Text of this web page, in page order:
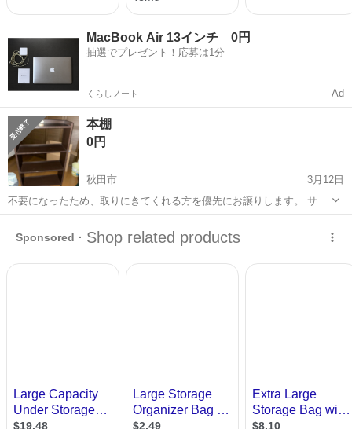
MacBook Air 13インチ 0円
抽選でプレゼント！応募は1分
くらしノート Ad
本棚
0円
秋田市
3月12日
不要になったため、取りにきてくれる方を優先にお譲りします。 サイ
ズ高さ112、幅72、奥行24です。一部キズあり、使用年数10年以下